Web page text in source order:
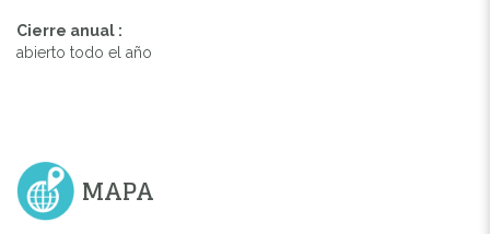
Cierre anual :
abierto todo el año
MAPA